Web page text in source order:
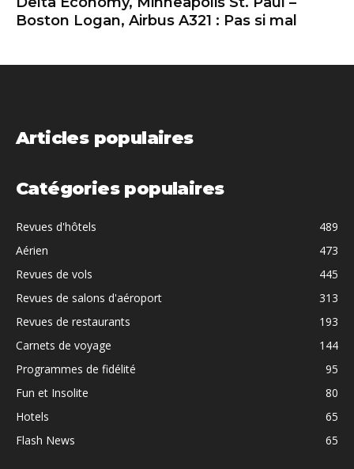
Boston Logan, Airbus A321 : Pas si mal
Articles populaires
Catégories populaires
Revues d'hôtels
489
Aérien
473
Revues de vols
445
Revues de salons d'aéroport
313
Revues de restaurants
193
Carnets de voyage
144
Programmes de fidélité
95
Fun et Insolite
80
Hotels
65
Flash News
65